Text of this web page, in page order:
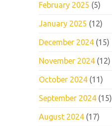
February 2025 (5)
January 2025 (12)
December 2024 (15)
November 2024 (12)
October 2024 (11)
September 2024 (15)
August 2024 (17)